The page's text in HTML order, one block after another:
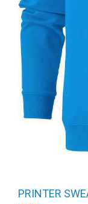
PRINTER